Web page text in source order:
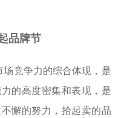
品牌节
竞争力的综合体现，是
的高度密集和表现，是
懈的努力，拾起卖的品